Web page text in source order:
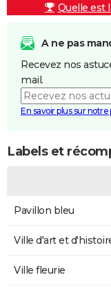
Quelle est
A ne pas
Recevez nos
mail.
En savoir plus sur
Labels et
Pavillon bleu
Ville d'art et
Ville fleurie